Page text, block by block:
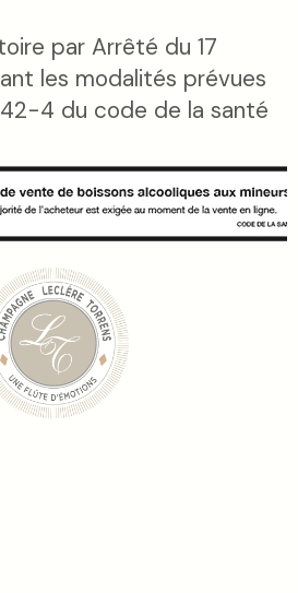
par Arrêté du 17
les modalités prévues
4 du code de la santé